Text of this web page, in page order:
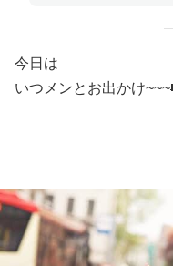
今日は
いつメンとお出かけ